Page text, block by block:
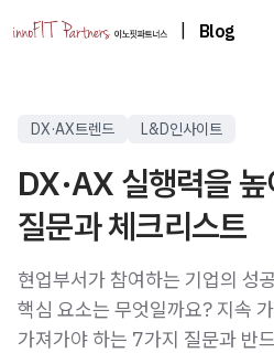
Blog
DX·AX트렌드 L&D인사이트
DX·AX 실행력을
질문과 체크리스트
현업부서가 참여하는 기업의 성
핵심 요소는 무엇일까요? 지속
가져가야 하는 7가지 질문과 반